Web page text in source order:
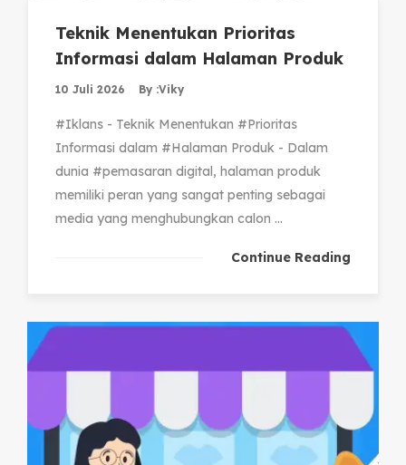
Teknik Menentukan Prioritas
Informasi dalam Halaman Produk
10 Juli 2026 By :Viky
#Iklans - Teknik Menentukan #Prioritas
Informasi dalam #Halaman Produk - Dalam
dunia #pemasaran digital, halaman produk
memiliki peran yang sangat penting sebagai
media yang menghubungkan calon ...
Continue Reading